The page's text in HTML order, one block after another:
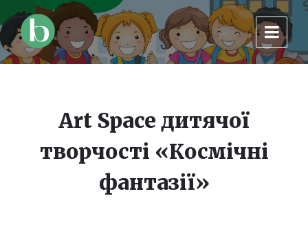
to
content
to
main
navigation
to
footer
Art Space дитячої
творчості «Космічні
фантазії»